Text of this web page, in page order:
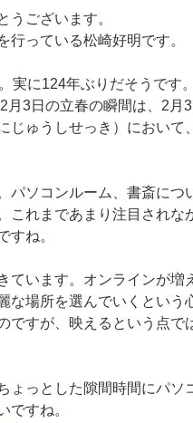
うございます。
行っている松崎好明です。
実に124年ぶりだそうです
月3日の立春の瞬間は、2月
じゅうしせっき）におい
パソコンルーム、書斎に
これまであまり注目され
すね。
ています。オンラインが
な場所を選んでいくとい
ですが、映えるという点
ょっとした隙間時間にパ
ですね。